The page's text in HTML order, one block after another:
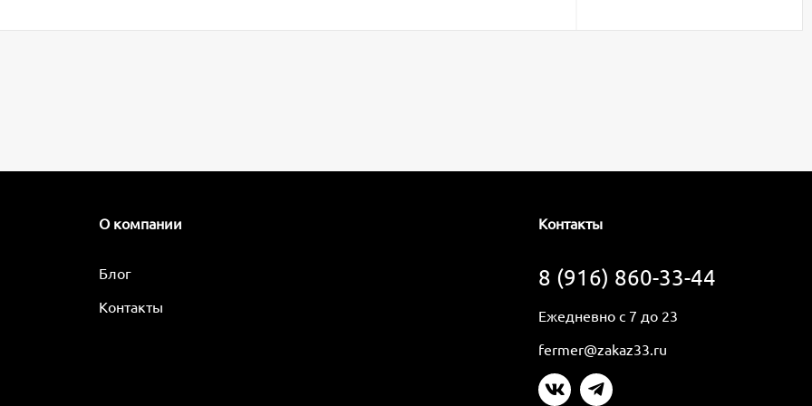
О компании
Блог
Контакты
Контакты
8 (916) 860-33-44
Ежедневно с 7 до 23
fermer@zakaz33.ru